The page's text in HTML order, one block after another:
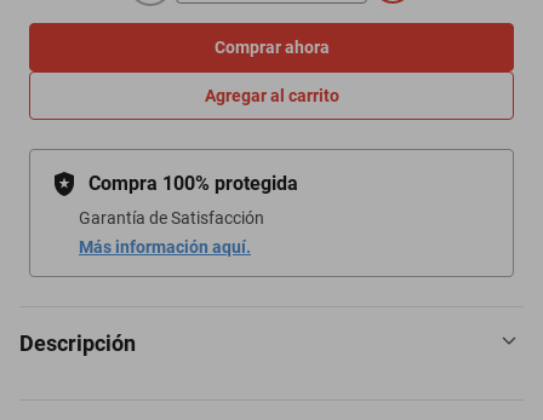
Comprar ahora
Agregar al carrito
Compra 100% protegida
Garantía de Satisfacción
Más información aquí.
Descripción